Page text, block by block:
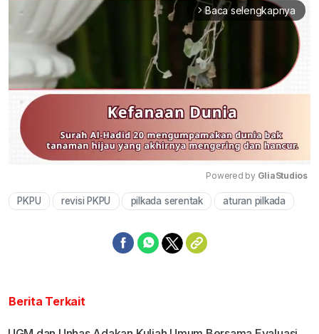
arrow_forward_ios Baca selengkapnya
Mute
Powered by GliaStudios
PKPU revisi PKPU pilkada serentak aturan pilkada
Berita Terkait